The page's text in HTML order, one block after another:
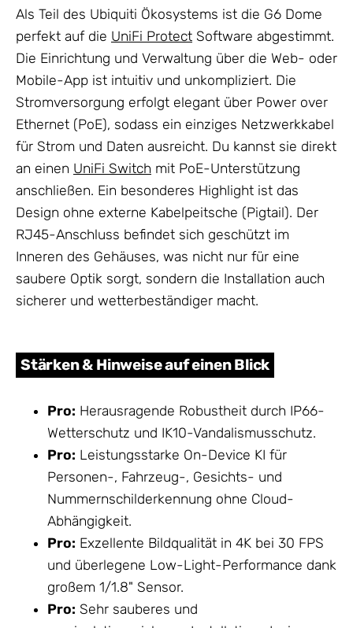
Als Teil des Ubiquiti Ökosystems ist die G6 Dome
perfekt auf die UniFi Protect Software abgestimmt.
Die Einrichtung und Verwaltung über die Web- oder
Mobile-App ist intuitiv und unkompliziert. Die
Stromversorgung erfolgt elegant über Power over
Ethernet (PoE), sodass ein einziges Netzwerkkabel
für Strom und Daten ausreicht. Du kannst sie direkt
an einen UniFi Switch mit PoE-Unterstützung
anschließen. Ein besonderes Highlight ist das
Design ohne externe Kabelpeitsche (Pigtail). Der
RJ45-Anschluss befindet sich geschützt im
Inneren des Gehäuses, was nicht nur für eine
saubere Optik sorgt, sondern die Installation auch
sicherer und wetterbeständiger macht.
Stärken & Hinweise auf einen Blick
Pro: Herausragende Robustheit durch IP66-
Wetterschutz und IK10-Vandalismusschutz.
Pro: Leistungsstarke On-Device KI für
Personen-, Fahrzeug-, Gesichts- und
Nummernschilderkennung ohne Cloud-
Abhängigkeit.
Pro: Exzellente Bildqualität in 4K bei 30 FPS
und überlegene Low-Light-Performance dank
großem 1/1.8" Sensor.
Pro: Sehr sauberes und